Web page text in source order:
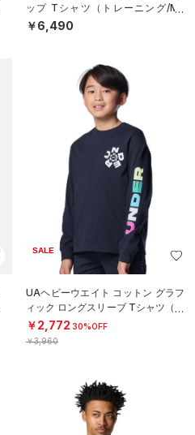
ップ Tシャツ（トレーニング/ME
N）
￥6,490
SALE
UAヘビーウエイト コットン グラフ
ィック ロングスリーブ Tシャツ（ト
レーニング/BOYS）
￥2,772 30%OFF
￥3,960